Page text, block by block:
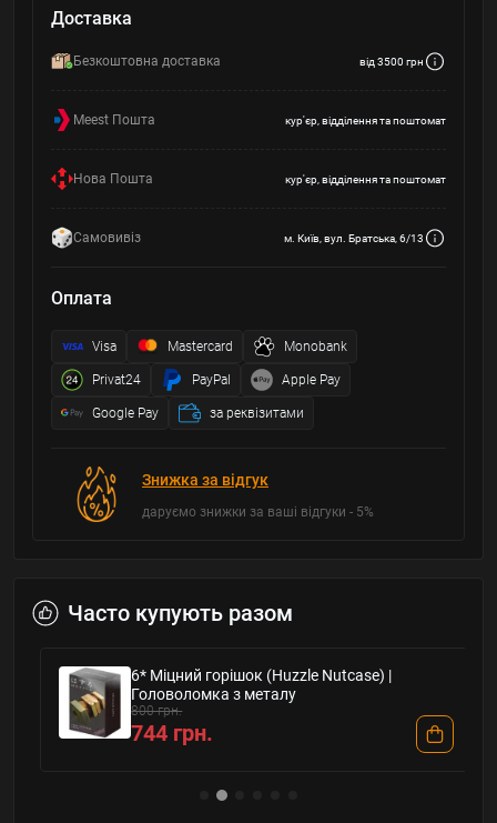
Доставка
Безкоштовна доставка від 3500 грн
Meest Пошта кур'єр, відділення та поштомат
Нова Пошта кур'єр, відділення та поштомат
Самовивіз м. Київ, вул. Братська, 6/13
Оплата
Visa Mastercard Monobank
Privat24 PayPal Apple Pay
Google Pay за реквізитами
Знижка за відгук
даруємо знижки за ваші відгуки - 5%
Часто купують разом
6* Міцний горішок (Huzzle Nutcase) |
Головоломка з металу
800 грн.
744 грн.